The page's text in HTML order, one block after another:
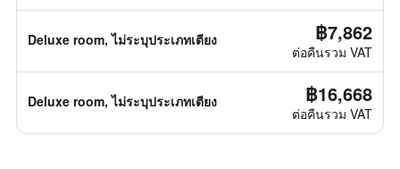
Deluxe room, ไม่ระบุประเภทเตียง ฿7,862
ต่อคืนรวม VAT
Deluxe room, ไม่ระบุประเภทเตียง ฿16,668
ต่อคืนรวม VAT